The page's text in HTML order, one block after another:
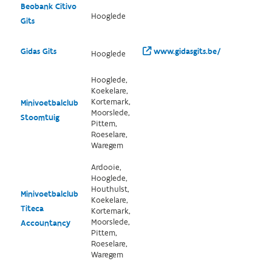
Beobank Citivo
Gits
Hooglede
Gidas Gits Hooglede www.gidasgits.be/
Minivoetbalclub
Stoomtuig
Hooglede,
Koekelare,
Kortemark,
Moorslede,
Pittem,
Roeselare,
Waregem
Minivoetbalclub
Titeca
Accountancy
Ardooie,
Hooglede,
Houthulst,
Koekelare,
Kortemark,
Moorslede,
Pittem,
Roeselare,
Waregem